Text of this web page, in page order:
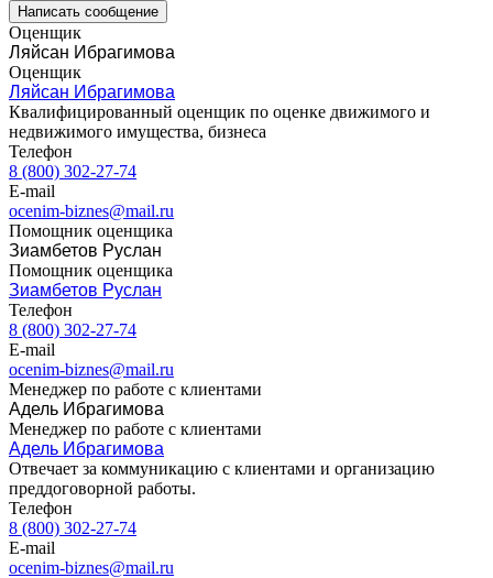
Написать сообщение
Оценщик
Ляйсан Ибрагимова
Оценщик
Ляйсан Ибрагимова
Квалифицированный оценщик по оценке движимого и
недвижимого имущества, бизнеса
Телефон
8 (800) 302-27-74
E-mail
ocenim-biznes@mail.ru
Помощник оценщика
Зиамбетов Руслан
Помощник оценщика
Зиамбетов Руслан
Телефон
8 (800) 302-27-74
E-mail
ocenim-biznes@mail.ru
Менеджер по работе с клиентами
Адель Ибрагимова
Менеджер по работе с клиентами
Адель Ибрагимова
Отвечает за коммуникацию с клиентами и организацию
преддоговорной работы.
Телефон
8 (800) 302-27-74
E-mail
ocenim-biznes@mail.ru
Выкса
Вязники
Вязьма
Вятские Поляны
Гай
Гатчина
Геленджик
Георгиевск
Глазов
Горно-Алтайск
Городец
Горячий Ключ
Грозный
Губаха
Губкин
Губкинский
Гуково
Гулькевичи
Гусев
Гусь-Хрустальный
Дедовск
Дербент
Джанкой